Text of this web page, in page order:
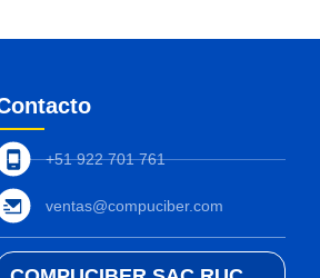
+51 922 701 761
ventas@compuciber.com